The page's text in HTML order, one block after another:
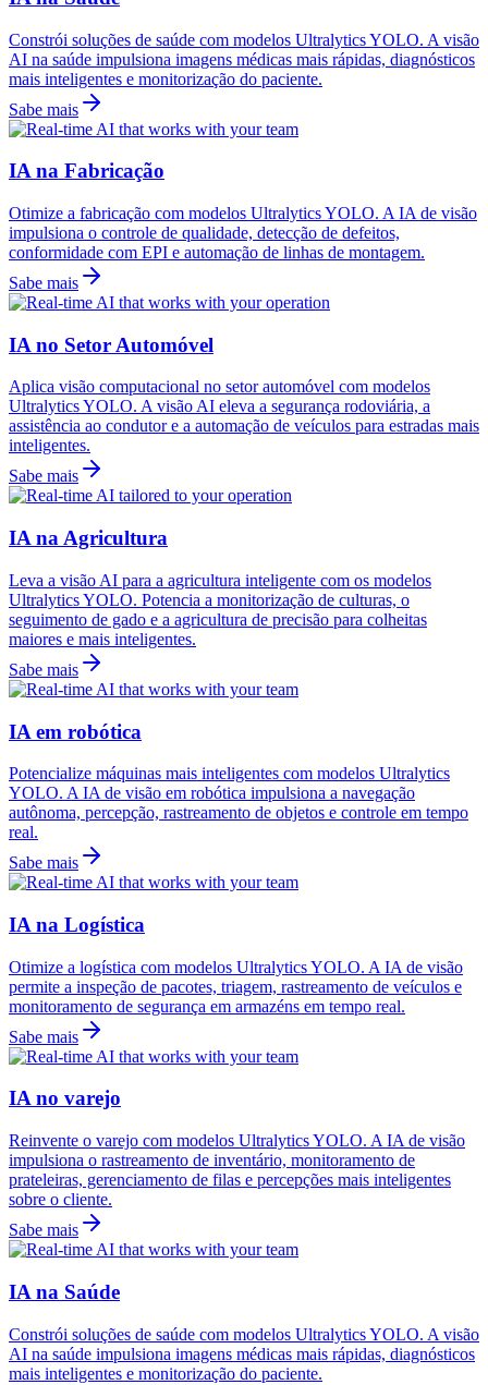
Constrói soluções de saúde com modelos Ultralytics YOLO. A visão
AI na saúde impulsiona imagens médicas mais rápidas, diagnósticos
mais inteligentes e monitorização do paciente.
Sabe mais
IA na Fabricação
Otimize a fabricação com modelos Ultralytics YOLO. A IA de visão
impulsiona o controle de qualidade, detecção de defeitos,
conformidade com EPI e automação de linhas de montagem.
Sabe mais
IA no Setor Automóvel
Aplica visão computacional no setor automóvel com modelos
Ultralytics YOLO. A visão AI eleva a segurança rodoviária, a
assistência ao condutor e a automação de veículos para estradas mais
inteligentes.
Sabe mais
IA na Agricultura
Leva a visão AI para a agricultura inteligente com os modelos
Ultralytics YOLO. Potencia a monitorização de culturas, o
seguimento de gado e a agricultura de precisão para colheitas
maiores e mais inteligentes.
Sabe mais
IA em robótica
Potencialize máquinas mais inteligentes com modelos Ultralytics
YOLO. A IA de visão em robótica impulsiona a navegação
autônoma, percepção, rastreamento de objetos e controle em tempo
real.
Sabe mais
IA na Logística
Otimize a logística com modelos Ultralytics YOLO. A IA de visão
permite a inspeção de pacotes, triagem, rastreamento de veículos e
monitoramento de segurança em armazéns em tempo real.
Sabe mais
IA no varejo
Reinvente o varejo com modelos Ultralytics YOLO. A IA de visão
impulsiona o rastreamento de inventário, monitoramento de
prateleiras, gerenciamento de filas e percepções mais inteligentes
sobre o cliente.
Sabe mais
IA na Saúde
Constrói soluções de saúde com modelos Ultralytics YOLO. A visão
AI na saúde impulsiona imagens médicas mais rápidas, diagnósticos
mais inteligentes e monitorização do paciente.